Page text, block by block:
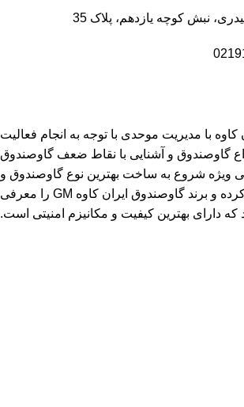
نبش کوچه یازدهم، پلاک 35
با مدیریت موحدی با توجه به انجام فعالیت
گاوصندوق و آشنایی با نقاط ضعف گاوصندوق
ویژه شروع به ساخت بهترین نوع گاوصندوق و
رفع نقاط ضعف آن کرده و برند گاوصندوق ایران کاوه GM را معرفی
که دارای بهترین کیفیت و مکانیزم امنیتی است.